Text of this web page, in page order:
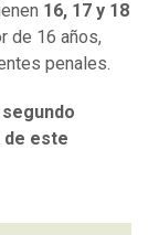
16, 17 y 18
de 16 años,
penales.
segundo
de este